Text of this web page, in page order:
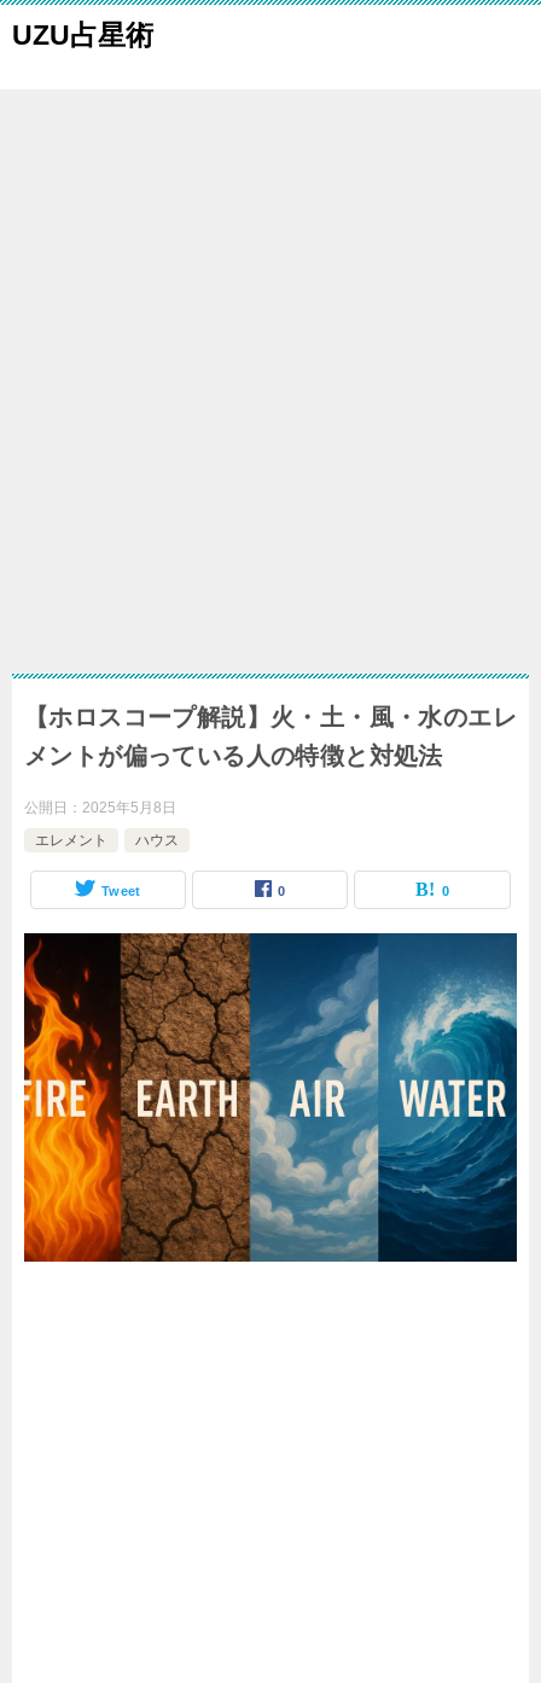
UZU占星術
【ホロスコープ解説】火・土・風・水のエレ
メントが偏っている人の特徴と対処法
公開日： 2025年5月8日
エレメント
ハウス
Tweet 0 0